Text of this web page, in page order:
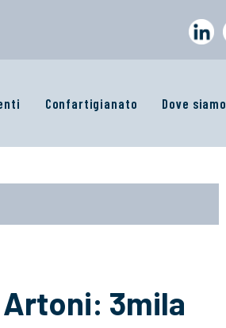
Confartigianato Dove siamo
Artoni: 3mila